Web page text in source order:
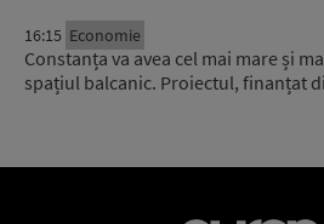
16:15 Economie
Constanța va avea cel mai mare și
spațiul balcanic. Proiectul, finanțat